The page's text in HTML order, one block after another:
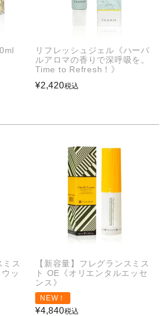
リフレッシュジェル《ハーバ
ルアロマの香りで深呼吸を。
Time to Refresh！》
¥2,420税込
ミス
ッ
【新容量】フレグランスミス
ト OE《オリエンタルエッセ
ンス》
NEW！
¥4,840税込